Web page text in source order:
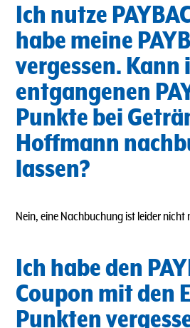
Ich nutze
habe meine
vergessen. Kann
entgangenen
Punkte bei
Hoffmann
lassen?
Nein, eine Nachbuchung ist leider nicht
Ich habe den
Coupon mit den
Punkten